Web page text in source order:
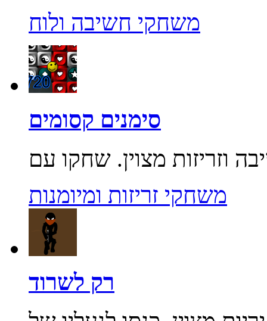
משחקי חשיבה ולוח
סימנים קסומים
משחקי זריזות ומיומנות
רק לשרוד